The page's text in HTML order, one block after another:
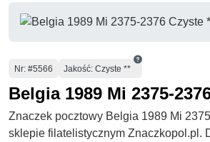
Numer
Nr: #5566 Jakość: Czyste **
Belgia 1989 Mi 2375-
Znaczek pocztowy Belgia 1989 Mi
sklepie filatelistycznym Znaczkopol.pl.